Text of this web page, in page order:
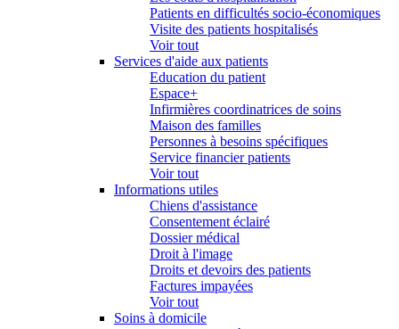
Patients en difficultés socio-économiques
Visite des patients hospitalisés
Voir tout
Services d'aide aux patients
Education du patient
Espace+
Infirmières coordinatrices de soins
Maison des familles
Personnes à besoins spécifiques
Service financier patients
Voir tout
Informations utiles
Chiens d'assistance
Consentement éclairé
Dossier médical
Droit à l'image
Droits et devoirs des patients
Factures impayées
Voir tout
Soins à domicile